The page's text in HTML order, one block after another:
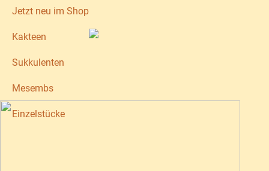
Jetzt neu im Shop
Kakteen
Sukkulenten
Mesembs
Einzelstücke